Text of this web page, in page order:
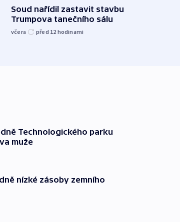
Soud nařídil zastavit stavbu
Trumpova tanečního sálu
včera před 12 hodinami
Technologického parku
muže
nízké zásoby zemního